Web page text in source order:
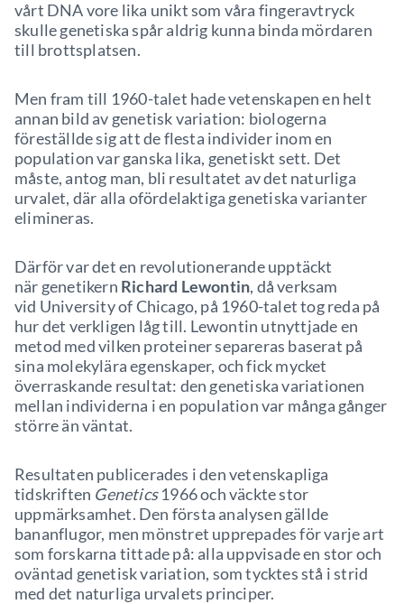
vårt DNA vore lika unikt som våra fingeravtryck
skulle genetiska spår aldrig kunna binda mördaren
till brottsplatsen.
Men fram till 1960-talet hade vetenskapen en helt
annan bild av genetisk variation: biologerna
föreställde sig att de flesta individer inom en
population var ganska lika, genetiskt sett. Det
måste, antog man, bli resultatet av det naturliga
urvalet, där alla ofördelaktiga genetiska varianter
elimineras.
Därför var det en revolutionerande upptäckt
när genetikern Richard Lewontin, då verksam
vid University of Chicago, på 1960-talet tog reda på
hur det verkligen låg till. Lewontin utnyttjade en
metod med vilken proteiner separeras baserat på
sina molekylära egenskaper, och fick mycket
överraskande resultat: den genetiska variationen
mellan individerna i en population var många gånger
större än väntat.
Resultaten publicerades i den vetenskapliga
tidskriften Genetics1966 och väckte stor
uppmärksamhet. Den första analysen gällde
bananflugor, men mönstret upprepades för varje art
som forskarna tittade på: alla uppvisade en stor och
oväntad genetisk variation, som tycktes stå i strid
med det naturliga urvalets principer.